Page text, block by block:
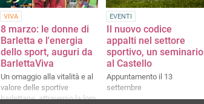
VIVA
8 marzo: le donne di
Barletta e l'energia
dello sport, auguri da
BarlettaViva
Un omaggio alla vitalità e al
valore delle sportive
barlettane, attraverso la loro
EVENTI
Il nuovo codice
appalti nel settore
sportivo, un seminario
al Castello
Appuntamento il 13
settembre